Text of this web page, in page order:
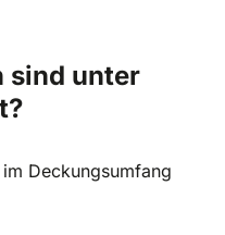
sind unter
Deckungsumfang